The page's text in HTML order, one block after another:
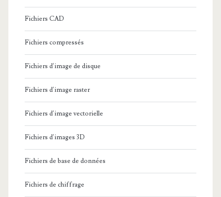
Fichiers CAD
Fichiers compressés
Fichiers d'image de disque
Fichiers d'image raster
Fichiers d'image vectorielle
Fichiers d'images 3D
Fichiers de base de données
Fichiers de chiffrage